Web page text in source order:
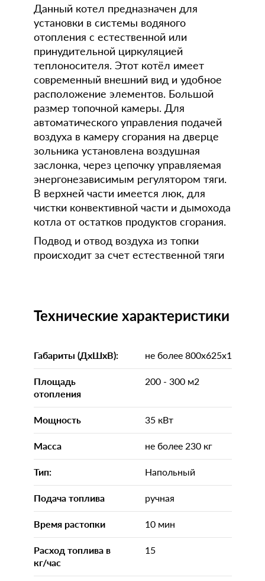
Данный котел предназначен для
установки в системы водяного
отопления с естественной или
принудительной циркуляцией
теплоносителя. Этот котёл имеет
современный внешний вид и удобное
расположение элементов. Большой
размер топочной камеры. Для
автоматического управления подачей
воздуха в камеру сгорания на дверце
зольника установлена воздушная
заслонка, через цепочку управляемая
энергонезависимым регулятором тяги.
В верхней части имеется люк, для
чистки конвективной части и дымохода
котла от остатков продуктов сгорания.
Подвод и отвод воздуха из топки
происходит за счет естественной тяги
Технические характеристики
Габариты (ДхШхВ):
не более 800x625x1200
Площадь
отопления
200 - 300 м2
Мощность
35 кВт
Масса
не более 230 кг
Тип:
Напольный
Подача топлива
ручная
Время растопки
10 мин
Расход топлива в
кг/час
15